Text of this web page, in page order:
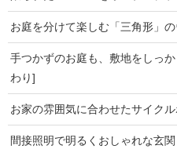
お庭を分けて楽しむ「三角形」
手つかずのお庭も、敷地をしっ
わり]
お家の雰囲気に合わせたサイク
間接照明で明るくおしゃれな玄